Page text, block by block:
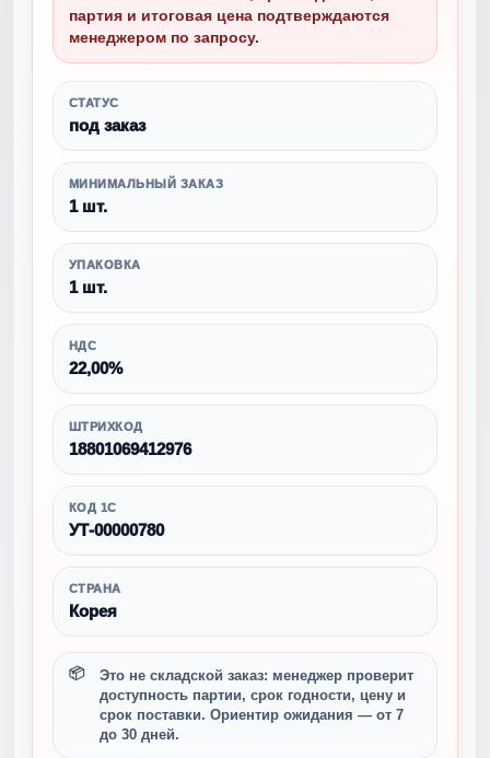
партия и итоговая цена подтверждаются
менеджером по запросу.
СТАТУС
под заказ
МИНИМАЛЬНЫЙ ЗАКАЗ
1 шт.
УПАКОВКА
1 шт.
НДС
22,00%
ШТРИХКОД
18801069412976
КОД 1С
УТ-00000780
СТРАНА
Корея
Это не складской заказ: менеджер проверит
доступность партии, срок годности, цену и
срок поставки. Ориентир ожидания — от 7
до 30 дней.